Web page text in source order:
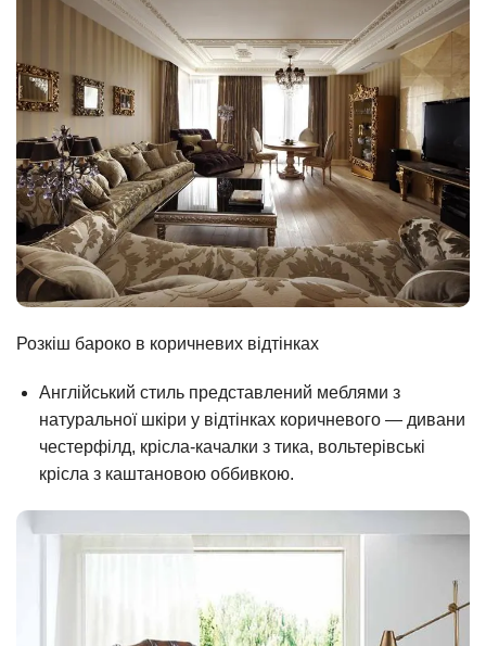
Розкіш бароко в коричневих відтінках
Англійський стиль представлений меблями з
натуральної шкіри у відтінках коричневого — дивани
честерфілд, крісла-качалки з тика, вольтерівські
крісла з каштановою оббивкою.